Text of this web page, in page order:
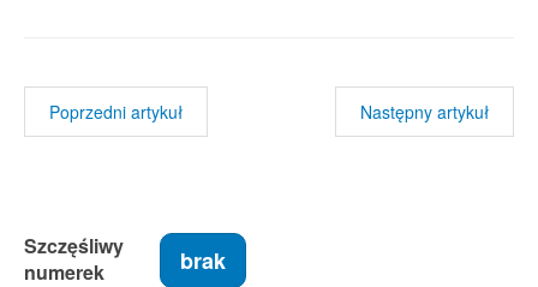
Poprzedni artykuł Następny artykuł
Szczęśliwy
numerek
brak